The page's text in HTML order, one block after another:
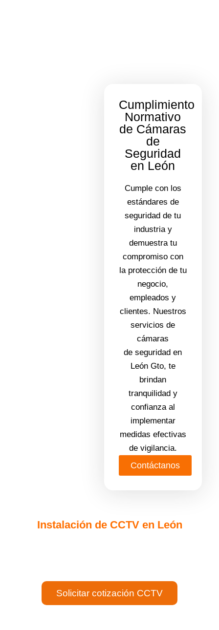
Cumplimiento
Normativo
de Cámaras
de
Seguridad
en León
Cumple con los
estándares de
seguridad de tu
industria y
demuestra tu
compromiso con
la protección de tu
negocio,
empleados y
clientes. Nuestros
servicios de
cámaras
deseguridad en
León Gto, te
brindan
tranquilidad y
confianza al
implementar
medidas efectivas
de vigilancia.
Contáctanos
Instalación de CCTV en León
Solicitar cotización CCTV